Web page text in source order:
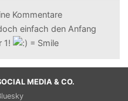
Kommentare
einfach den Anfang
1!
MEDIA & CO.